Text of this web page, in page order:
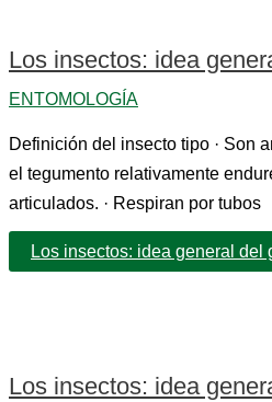
Los insectos: idea
ENTOMOLOGÍA
Definición del insecto tipo · Son
el tegumento relativamente
articulados. · Respiran por tubos
Los insectos: idea general del
Los insectos: idea